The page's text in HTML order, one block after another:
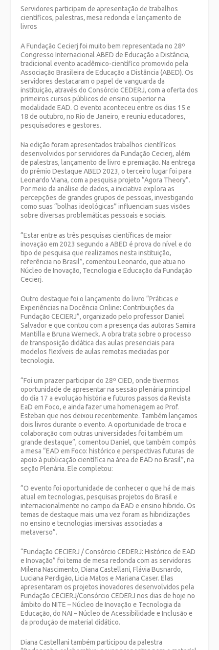
Servidores participam de apresentação de trabalhos
científicos, palestras, mesa redonda e lançamento de
livros
A Fundação Cecierj foi muito bem representada no 28º
Congresso Internacional ABED de Educação a Distância,
tradicional evento acadêmico-científico promovido pela
Associação Brasileira de Educação a Distância (ABED). Os
servidores destacaram o papel de vanguarda da
instituição, através do Consórcio CEDERJ, com a oferta dos
primeiros cursos públicos de ensino superior na
modalidade EAD. O evento aconteceu entre os dias 15 e
18 de outubro, no Rio de Janeiro, e reuniu educadores,
pesquisadores e gestores.
Na edição foram apresentados trabalhos científicos
desenvolvidos por servidores da Fundação Cecierj, além
de palestras, lançamento de livro e premiação. Na entrega
do prêmio Destaque ABED 2023, o terceiro lugar foi para
Leonardo Viana, com a pesquisa projeto “Agora Theory”.
Por meio da análise de dados, a iniciativa explora as
percepções de grandes grupos de pessoas, investigando
como suas “bolhas ideológicas” influenciam suas visões
sobre diversas problemáticas pessoais e sociais.
“Estar entre as três pesquisas científicas de maior
inovação em 2023 segundo a ABED é prova do nível e do
tipo de pesquisa que realizamos nesta instituição,
referência no Brasil”, comentou Leonardo, que atua no
Núcleo de Inovação, Tecnologia e Educação da Fundação
Cecierj.
Outro destaque foi o lançamento do livro “Práticas e
Experiências na Docência Online: Contribuições da
Fundação CECIERJ”, organizado pelo professor Daniel
Salvador e que contou com a presença das autoras Samira
Mantilla e Bruna Werneck. A obra trata sobre o processo
de transposição didática das aulas presenciais para
modelos flexíveis de aulas remotas mediadas por
tecnologia.
“Foi um prazer participar do 28º CIED, onde tivermos
oportunidade de apresentar na sessão plenária principal
do dia 17 a evolução história e futuros passos da Revista
EaD em Foco, e ainda fazer uma homenagem ao Prof.
Esteban que nos deixou recentemente. Também lançamos
dois livros durante o evento. A oportunidade de troca e
colaboração com outras universidades foi também um
grande destaque”, comentou Daniel, que também compôs
a mesa “EAD em Foco: histórico e perspectivas futuras de
apoio à publicação científica na área de EAD no Brasil”, na
seção Plenária. Ele completou:
“O evento foi oportunidade de conhecer o que há de mais
atual em tecnologias, pesquisas projetos do Brasil e
internacionalmente no campo da EAD e ensino hibrido. Os
temas de destaque mais uma vez foram as hibridizações
no ensino e tecnologias imersivas associadas a
metaverso”.
“Fundação CECIERJ / Consórcio CEDERJ: Histórico de EAD
e Inovação” foi tema de mesa redonda com as servidoras
Milena Nascimento, Diana Castellani, Flávia Busnardo,
Luciana Perdigão, Licia Matos e Mariana Caser. Elas
apresentaram os projetos inovadores desenvolvidos pela
Fundação CECIERJ/Consórcio CEDERJ nos dias de hoje no
âmbito do NITE – Núcleo de Inovação e Tecnologia da
Educação, do NAI – Núcleo de Acessibilidade e Inclusão e
da produção de material didático.
Diana Castellani também participou da palestra